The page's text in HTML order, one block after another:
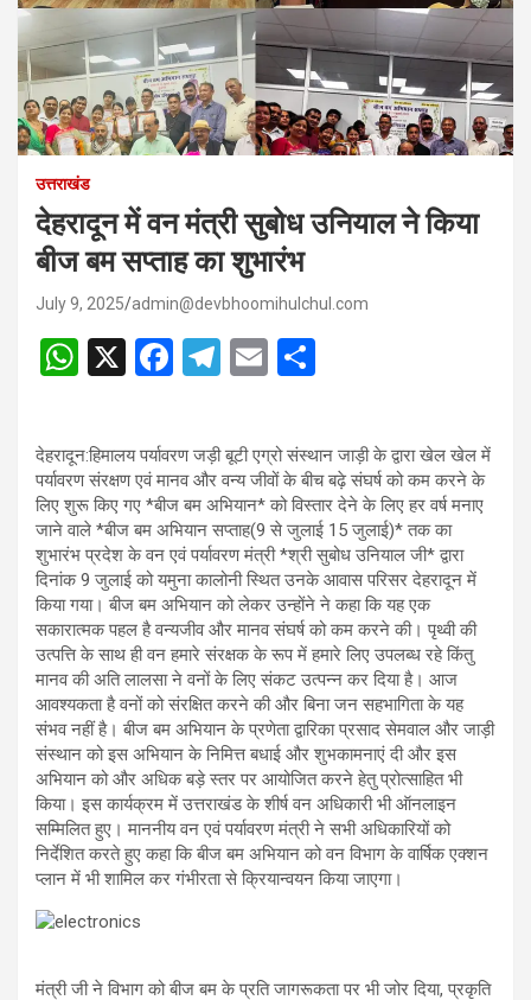
उत्तराखंड
देहरादून में वन मंत्री सुबोध उनियाल ने किया
बीज बम सप्ताह का शुभारंभ
July 9, 2025 admin@devbhoomihulchul.com
W
s
A
p
p
X
F
b
o
o
k
T
gr
a
m
E
ail
e
देहरादून:हिमालय पर्यावरण जड़ी बूटी एग्रो संस्थान जाड़ी के द्वारा खेल खेल में
पर्यावरण संरक्षण एवं मानव और वन्य जीवों के बीच बढ़े संघर्ष को कम करने के
लिए शुरू किए गए *बीज बम अभियान* को विस्तार देने के लिए हर वर्ष मनाए
जाने वाले *बीज बम अभियान सप्ताह(9 से जुलाई 15 जुलाई)* तक का
शुभारंभ प्रदेश के वन एवं पर्यावरण मंत्री *श्री सुबोध उनियाल जी* द्वारा
दिनांक 9 जुलाई को यमुना कालोनी स्थित उनके आवास परिसर देहरादून में
किया गया। बीज बम अभियान को लेकर उन्होंने ने कहा कि यह एक
सकारात्मक पहल है वन्यजीव और मानव संघर्ष को कम करने की। पृथ्वी की
उत्पत्ति के साथ ही वन हमारे संरक्षक के रूप में हमारे लिए उपलब्ध रहे किंतु
मानव की अति लालसा ने वनों के लिए संकट उत्पन्न कर दिया है। आज
आवश्यकता है वनों को संरक्षित करने की और बिना जन सहभागिता के यह
संभव नहीं है। बीज बम अभियान के प्रणेता द्वारिका प्रसाद सेमवाल और जाड़ी
संस्थान को इस अभियान के निमित्त बधाई और शुभकामनाएं दी और इस
अभियान को और अधिक बड़े स्तर पर आयोजित करने हेतु प्रोत्साहित भी
किया। इस कार्यक्रम में उत्तराखंड के शीर्ष वन अधिकारी भी ऑनलाइन
सम्मिलित हुए। माननीय वन एवं पर्यावरण मंत्री ने सभी अधिकारियों को
निर्देशित करते हुए कहा कि बीज बम अभियान को वन विभाग के वार्षिक एक्शन
प्लान में भी शामिल कर गंभीरता से क्रियान्वयन किया जाएगा।
मंत्री जी ने विभाग को बीज बम के प्रति जागरूकता पर भी जोर दिया, प्रकृति